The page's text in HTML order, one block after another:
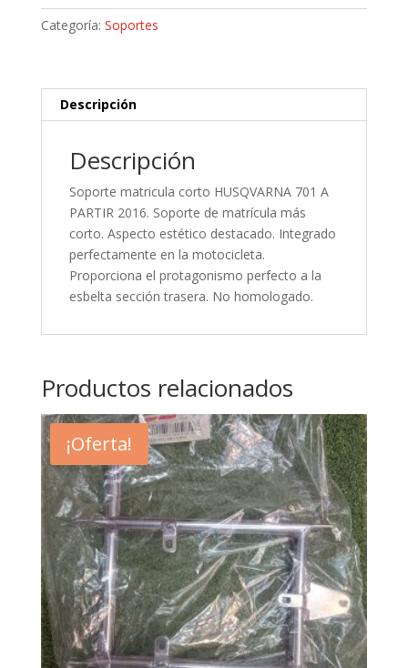
cantidad
Categoría: Soportes
Descripción
Descripción
Soporte matricula corto HUSQVARNA 701 A
PARTIR 2016. Soporte de matrícula más
corto. Aspecto estético destacado. Integrado
perfectamente en la motocicleta.
Proporciona el protagonismo perfecto a la
esbelta sección trasera. No homologado.
Productos relacionados
¡Oferta!